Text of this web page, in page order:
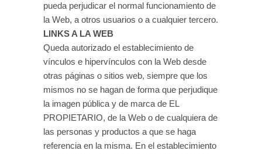
pueda perjudicar el normal funcionamiento de
la Web, a otros usuarios o a cualquier tercero.
LINKS A LA WEB
Queda autorizado el establecimiento de
vínculos e hipervínculos con la Web desde
otras páginas o sitios web, siempre que los
mismos no se hagan de forma que perjudique
la imagen pública y de marca de EL
PROPIETARIO, de la Web o de cualquiera de
las personas y productos a que se haga
referencia en la misma. En el establecimiento